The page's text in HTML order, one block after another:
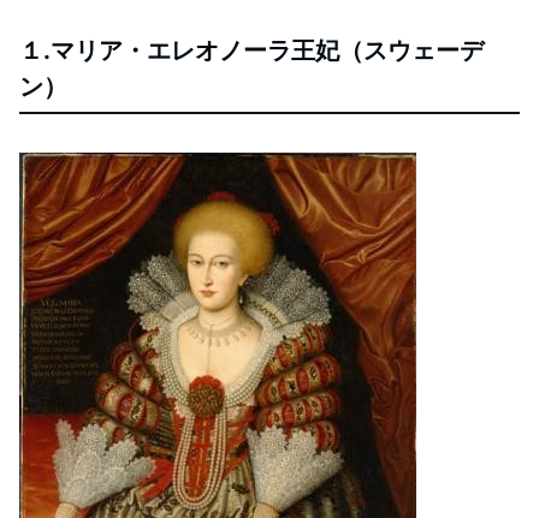
１.マリア・エレオノーラ王妃（スウェーデ
ン）